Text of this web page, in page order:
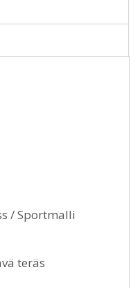
/ Sportmalli
teräs